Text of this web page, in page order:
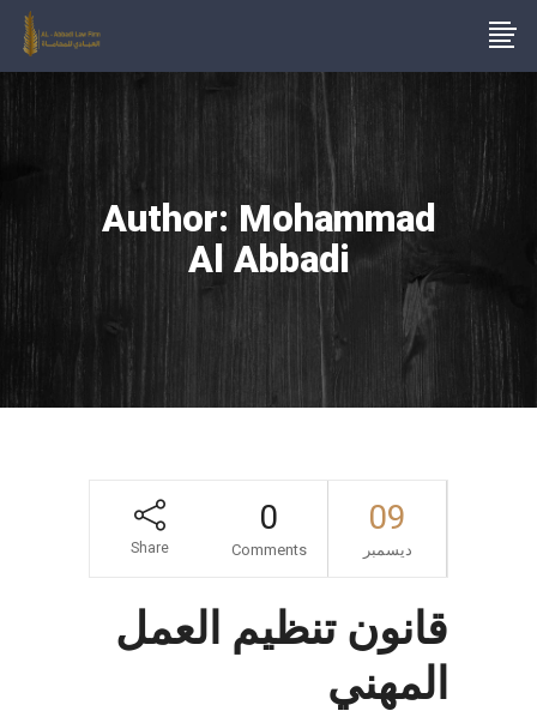
Author: Mohammad
Al Abbadi
09
ديسمبر
0
Comments
Share
قانون تنظيم العمل
المهني